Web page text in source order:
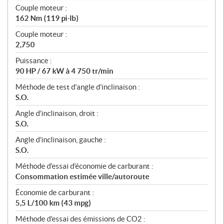
Couple moteur :
162 Nm (119 pi-lb)
Couple moteur :
2,750
Puissance :
90 HP / 67 kW à 4 750 tr/min
Méthode de test d’angle d’inclinaison :
S.O.
Angle d’inclinaison, droit :
S.O.
Angle d’inclinaison, gauche :
S.O.
Méthode d’essai d’économie de carburant :
Consommation estimée ville/autoroute
Économie de carburant :
5,5 L/100 km (43 mpg)
Méthode d’essai des émissions de CO2 :